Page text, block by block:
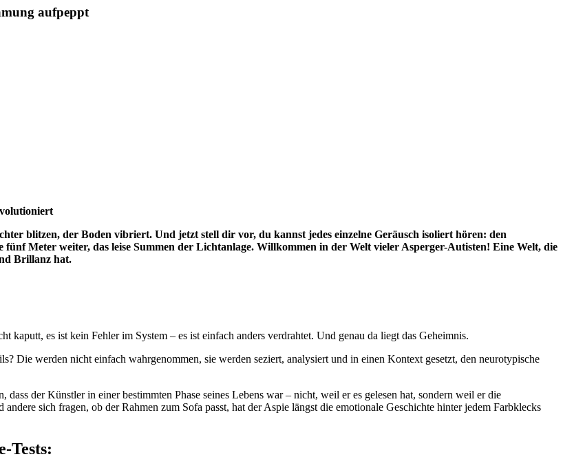
aufpeppt
blitzen, der Boden vibriert. Und jetzt stell dir vor, du kannst jedes einzelne Geräusch isoliert hören: den
fünf Meter weiter, das leise Summen der Lichtanlage. Willkommen in der Welt vieler Asperger-Autisten! Eine Welt, die
Brillanz hat.
es ist kein Fehler im System – es ist einfach anders verdrahtet. Und genau da liegt das Geheimnis.
Die werden nicht einfach wahrgenommen, sie werden seziert, analysiert und in einen Kontext gesetzt, den neurotypische
der Künstler in einer bestimmten Phase seines Lebens war – nicht, weil er es gelesen hat, sondern weil er die
sich fragen, ob der Rahmen zum Sofa passt, hat der Aspie längst die emotionale Geschichte hinter jedem Farbklecks
Tests: